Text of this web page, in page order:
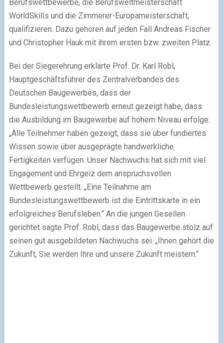
Berufswettbewerbe, die Berufsweltmeisterschaft
WorldSkills und die Zimmerer-Europameisterschaft,
qualifizieren. Dazu gehören auf jeden Fall Andreas Fischer
und Christopher Hauk mit ihrem ersten bzw. zweiten Platz.
Bei der Siegerehrung erklärte Prof. Dr. Karl Robl,
Hauptgeschäftsführer des Zentralverbandes des
Deutschen Baugewerbes, dass der
Bundesleistungswettbewerb erneut gezeigt habe, dass
die Ausbildung im Baugewerbe auf hohem Niveau erfolge.
„Alle Teilnehmer haben gezeigt, dass sie über fundiertes
Wissen sowie über ausgeprägte handwerkliche
Fertigkeiten verfügen. Unser Nachwuchs hat sich mit viel
Engagement und Ehrgeiz dem anspruchsvollen
Wettbewerb gestellt. „Eine Teilnahme am
Bundesleistungswettbewerb ist die Eintrittskarte in ein
erfolgreiches Berufsleben.“ An die jungen Gesellen
gerichtet sagte Prof. Robl, dass das Baugewerbe stolz auf
seinen gut ausgebildeten Nachwuchs sei. „Ihnen gehört die
Zukunft, Sie werden Ihre und unsere Zukunft meistern.“